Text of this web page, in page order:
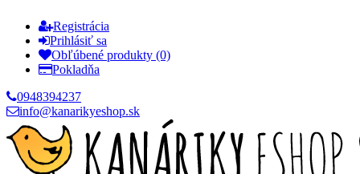
Registrácia
Prihlásiť sa
Obľúbené produkty (0)
Pokladňa
0948394237
info@kanarikyeshop.sk